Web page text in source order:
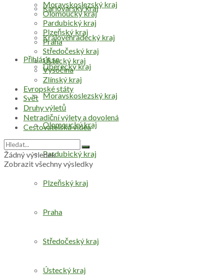
Přihlásit se
Karlovarský kraj
Královéhradecký kraj
Liberecký kraj
Moravskoslezský kraj
Olomoucký kraj
Pardubický kraj
Plzeňský kraj
Praha
Středočeský kraj
Ústecký kraj
Moravskoslezský kraj
Olomoucký kraj
Pardubický kraj
Plzeňský kraj
Praha
Středočeský kraj
Ústecký kraj
Vysočina
Zlínský kraj
Evropské státy
Svět
Druhy výletů
Netradiční výlety a dovolená
Cestovatelská videa
Žádný výsledek
Zobrazit všechny výsledky